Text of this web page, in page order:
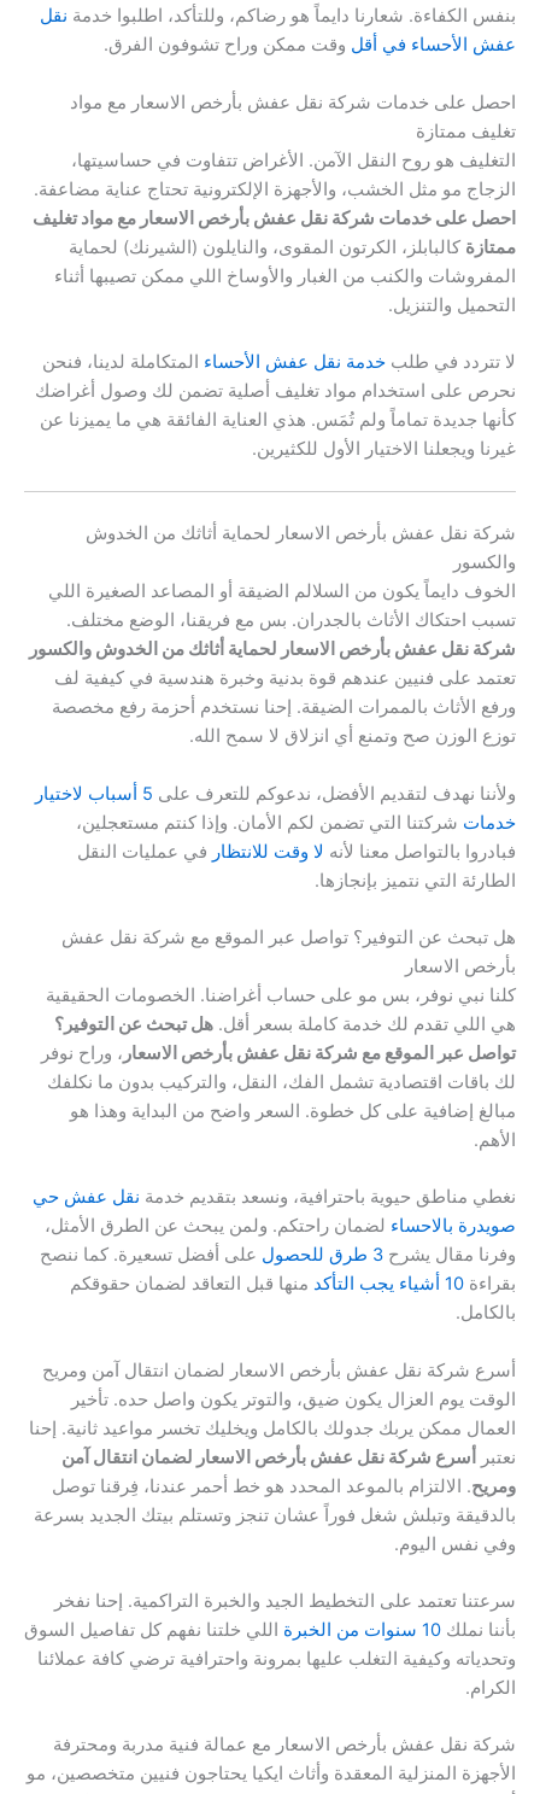
بنفس الكفاءة. شعارنا دايماً هو رضاكم، وللتأكد، اطلبوا خدمة نقل
عفش الأحساء في أقل وقت ممكن وراح تشوفون الفرق.
احصل على خدمات شركة نقل عفش بأرخص الاسعار مع مواد
تغليف ممتازة
التغليف هو روح النقل الآمن. الأغراض تتفاوت في حساسيتها،
الزجاج مو مثل الخشب، والأجهزة الإلكترونية تحتاج عناية مضاعفة.
احصل على خدمات شركة نقل عفش بأرخص الاسعار مع مواد تغليف
ممتازة كالبابلز، الكرتون المقوى، والنايلون (الشيرنك) لحماية
المفروشات والكنب من الغبار والأوساخ اللي ممكن تصيبها أثناء
التحميل والتنزيل.
لا تتردد في طلب خدمة نقل عفش الأحساء المتكاملة لدينا، فنحن
نحرص على استخدام مواد تغليف أصلية تضمن لك وصول أغراضك
كأنها جديدة تماماً ولم تُمَس. هذي العناية الفائقة هي ما يميزنا عن
غيرنا ويجعلنا الاختيار الأول للكثيرين.
شركة نقل عفش بأرخص الاسعار لحماية أثاثك من الخدوش
والكسور
الخوف دايماً يكون من السلالم الضيقة أو المصاعد الصغيرة اللي
تسبب احتكاك الأثاث بالجدران. بس مع فريقنا، الوضع مختلف.
شركة نقل عفش بأرخص الاسعار لحماية أثاثك من الخدوش والكسور
تعتمد على فنيين عندهم قوة بدنية وخبرة هندسية في كيفية لف
ورفع الأثاث بالممرات الضيقة. إحنا نستخدم أحزمة رفع مخصصة
توزع الوزن صح وتمنع أي انزلاق لا سمح الله.
ولأننا نهدف لتقديم الأفضل، ندعوكم للتعرف على
5 أسباب لاختيار
خدمات شركتنا التي تضمن لكم الأمان. وإذا كنتم مستعجلين،
فبادروا بالتواصل معنا لأنه لا وقت للانتظار في عمليات النقل
الطارئة التي نتميز بإنجازها.
هل تبحث عن التوفير؟ تواصل عبر الموقع مع شركة نقل عفش
بأرخص الاسعار
كلنا نبي نوفر، بس مو على حساب أغراضنا. الخصومات الحقيقية
هي اللي تقدم لك خدمة كاملة بسعر أقل. هل تبحث عن التوفير؟
تواصل عبر الموقع مع شركة نقل عفش بأرخص الاسعار ، وراح نوفر
لك باقات اقتصادية تشمل الفك، النقل، والتركيب بدون ما نكلفك
مبالغ إضافية على كل خطوة. السعر واضح من البداية وهذا هو
الأهم.
نغطي مناطق حيوية باحترافية، ونسعد بتقديم خدمة نقل عفش حي
صويدرة بالاحساء لضمان راحتكم. ولمن يبحث عن الطرق الأمثل،
وفرنا مقال يشرح 3 طرق للحصول
على أفضل تسعيرة. كما ننصح
بقراءة 10 أشياء يجب التأكد
منها قبل التعاقد لضمان حقوقكم
بالكامل.
أسرع شركة نقل عفش بأرخص الاسعار لضمان انتقال آمن ومريح
الوقت يوم العزال يكون ضيق، والتوتر يكون واصل حده. تأخير
العمال ممكن يربك جدولك بالكامل ويخليك تخسر مواعيد ثانية. إحنا
نعتبر
أسرع شركة نقل عفش بأرخص الاسعار لضمان انتقال آمن
ومريح. الالتزام بالموعد المحدد هو خط أحمر عندنا، فِرقنا توصل
بالدقيقة وتبلش شغل فوراً عشان تنجز وتستلم بيتك الجديد بسرعة
وفي نفس اليوم.
سرعتنا تعتمد على التخطيط الجيد والخبرة التراكمية. إحنا نفخر
بأننا نملك 10 سنوات من الخبرة
اللي خلتنا نفهم كل تفاصيل السوق
وتحدياته وكيفية التغلب عليها بمرونة واحترافية ترضي كافة عملائنا
الكرام.
شركة نقل عفش بأرخص الاسعار مع عمالة فنية مدربة ومحترفة
الأجهزة المنزلية المعقدة وأثاث ايكيا يحتاجون فنيين متخصصين، مو